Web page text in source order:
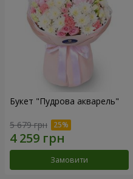
Букет "Пудрова акварель"
5 679 грн
Замовити